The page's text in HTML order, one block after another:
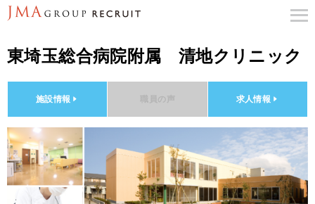
東埼玉総合病院附属 清地クリニック
施設情報 求人情報